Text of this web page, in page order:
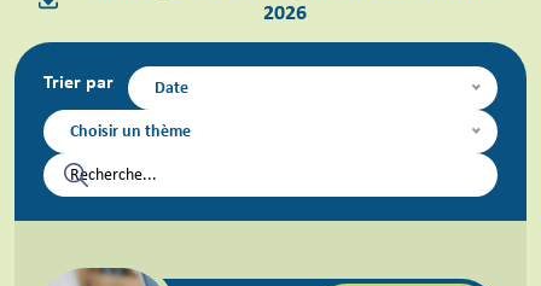
2026
Trier par Date
Choisir un thème